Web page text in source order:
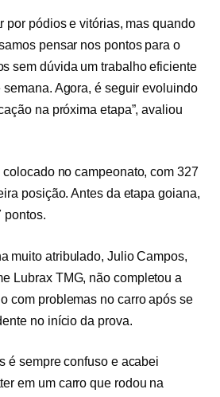
por pódios e vitórias, mas quando
pensar nos pontos para o
sem dúvida um trabalho eficiente
semana. Agora, é seguir evoluindo
na próxima etapa”, avaliou
no campeonato, com 327
posição. Antes da etapa goiana,
pontos.
muito atribulado, Julio Campos,
Lubrax TMG, não completou a
com problemas no carro após se
no início da prova.
é sempre confuso e acabei
em um carro que rodou na